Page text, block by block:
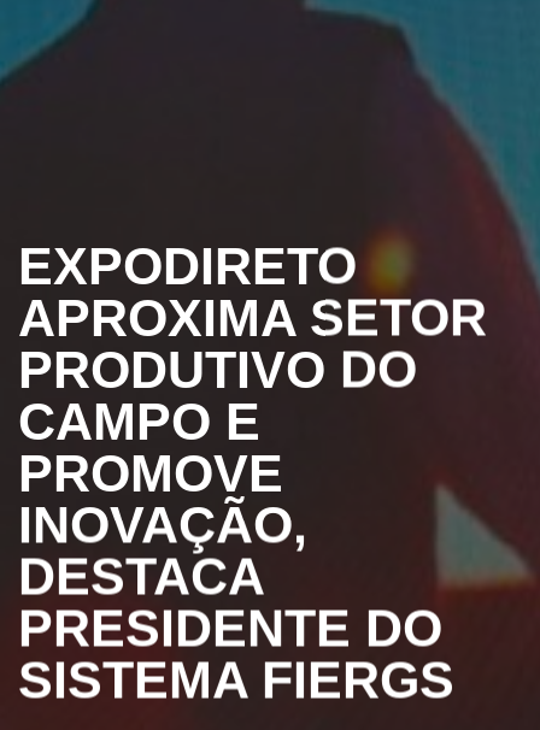
EXPODIRETO
APROXIMA SETOR
PRODUTIVO DO
CAMPO E
PROMOVE
INOVAÇÃO,
DESTACA
PRESIDENTE DO
SISTEMA FIERGS